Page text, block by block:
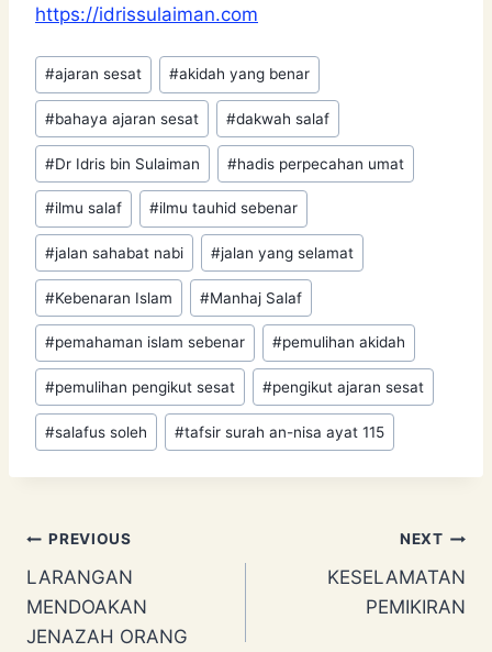
https://idrissulaiman.com
Post
Tags:
#ajaran sesat #akidah yang benar
#bahaya ajaran sesat #dakwah salaf
#Dr Idris bin Sulaiman #hadis perpecahan umat
#ilmu salaf #ilmu tauhid sebenar
#jalan sahabat nabi #jalan yang selamat
#Kebenaran Islam #Manhaj Salaf
#pemahaman islam sebenar #pemulihan akidah
#pemulihan pengikut sesat #pengikut ajaran sesat
#salafus soleh #tafsir surah an-nisa ayat 115
Post
navigation
PREVIOUS
LARANGAN
MENDOAKAN
JENAZAH ORANG
NEXT
KESELAMATAN
PEMIKIRAN